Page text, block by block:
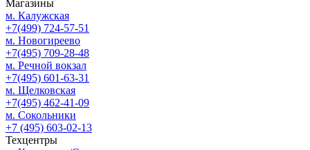
Магазины
м. Калужская
+7(499) 724-57-51
м. Новогиреево
+7(495) 709-28-48
м. Речной вокзал
+7(495) 601-63-31
м. Щелковская
+7(495) 462-41-09
м. Сокольники
+7 (495) 603-02-13
Техцентры